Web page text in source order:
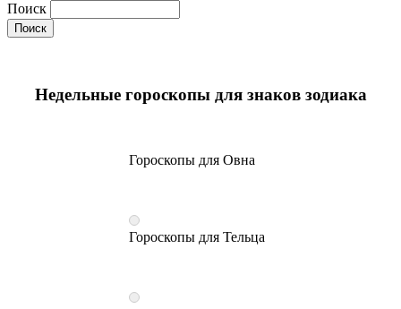
Поиск
Недельные гороскопы для знаков зодиака
Гороскопы для Овна
Гороскопы для Тельца